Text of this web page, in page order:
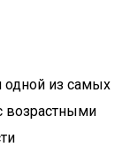
одной из самых
возрастными